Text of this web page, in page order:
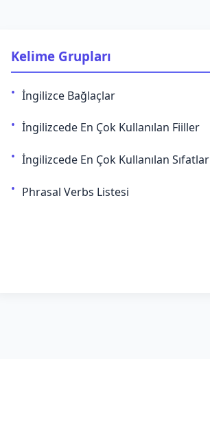
Kelime Grupları
İngilizce Bağlaçlar
İngilizcede En Çok Kullanılan Fiiller
İngilizcede En Çok Kullanılan Sıfatlar
Phrasal Verbs Listesi